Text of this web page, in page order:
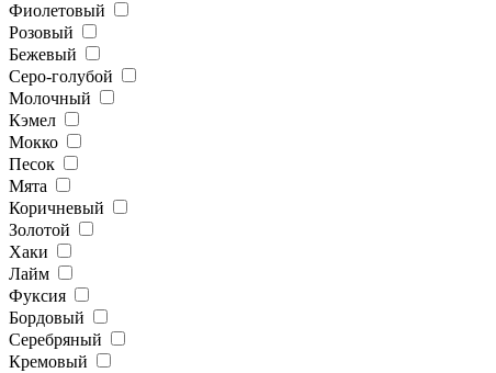
Фиолетовый
Розовый
Бежевый
Серо-голубой
Молочный
Кэмел
Мокко
Песок
Мята
Коричневый
Золотой
Хаки
Лайм
Фуксия
Бордовый
Серебряный
Кремовый